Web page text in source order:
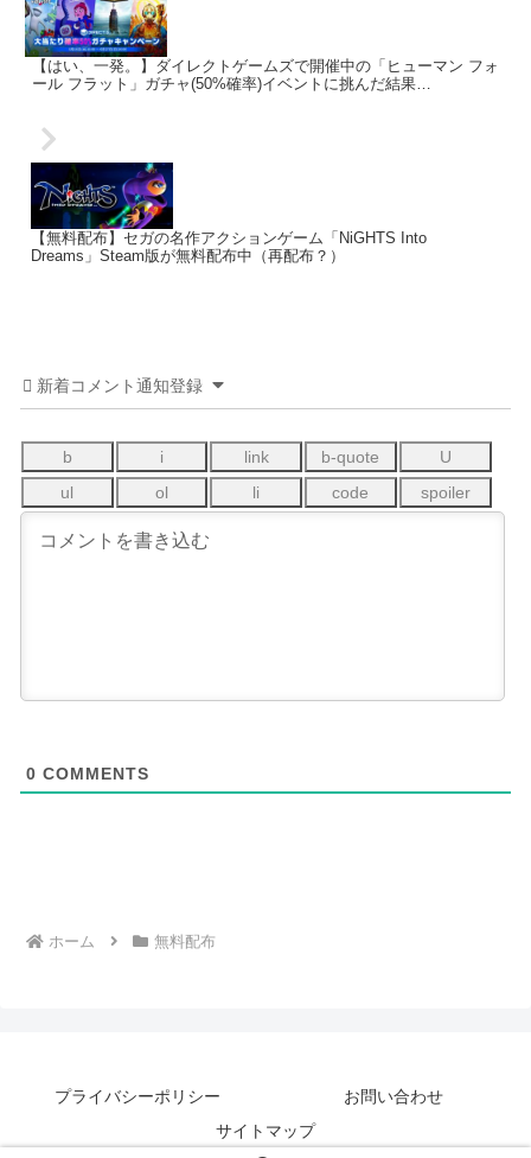
【はい、一発。】ダイレクトゲームズで開催中の「ヒューマン フォ
ール フラット」ガチャ(50%確率)イベントに挑んだ結果…
【無料配布】セガの名作アクションゲーム「NiGHTS Into
Dreams」Steam版が無料配布中（再配布？）
新着コメント通知登録
0 COMMENTS
ホーム 無料配布
プライバシーポリシー
お問い合わせ
サイトマップ